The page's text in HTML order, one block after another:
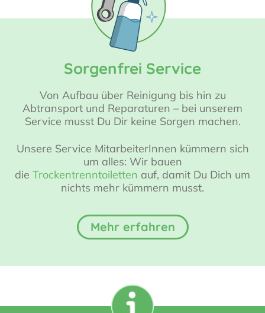
Sorgenfrei Service
Von Aufbau über Reinigung bis hin zu
Abtransport und Reparaturen – bei unserem
Service musst Du Dir keine Sorgen machen.
Unsere Service MitarbeiterInnen kümmern sich
um alles: Wir bauen
die Trockentrenntoiletten auf, damit Du Dich um
nichts mehr kümmern musst.
Mehr erfahren